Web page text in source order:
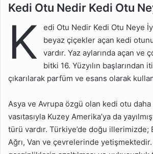
Kedi Otu Nedir Kedi Otu
Kedi Otu Nedir?
Kedi Otunun Faydaları
Kedi Otu Çayı Nasıl
Kedi Otu Kökü Ne İşe
Yarar?
Kedi Otu Hakkında Sık
Sorulan Sorular
Kedi Otu Nedir Kedi Otu
K
edi Otu Nedir Kedi Otu Neye
beyaz çiçekler açan kedi
vardır. Yaz aylarında açan ve
bitki 16. Yüzyılın başlarından
çıkarılarak parfüm ve esans olarak
Asya ve Avrupa özgü olan kedi otu
vasıtasıyla Kuzey Amerika’ya da
türü vardır. Türkiye’de doğu illerimizde;
Ağrı, Van ve çevrelerinde